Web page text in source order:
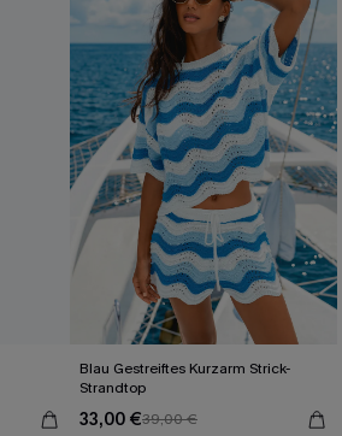
Blau Gestreiftes Kurzarm Strick-
Strandtop
33,00 €39,00 €